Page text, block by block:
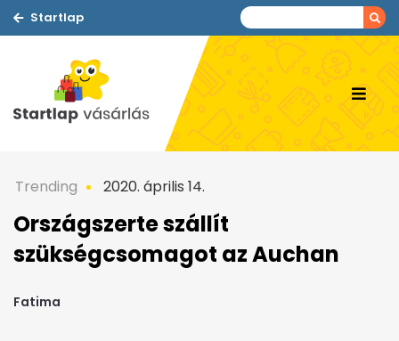
Startlap
Trending 2020. április 14.
Országszerte szállít
szükségcsomagot az Auchan
Fatima